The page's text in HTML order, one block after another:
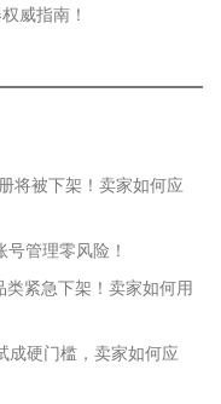
威指南！
将被下架！卖家如何应
管理零风险！
类紧急下架！卖家如何用
成硬门槛，卖家如何应